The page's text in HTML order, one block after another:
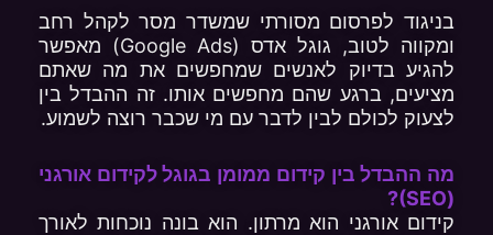
בניגוד לפרסום מסורתי שמשדר מסר לקהל רחב
ומקווה לטוב, גוגל אדס (Google Ads) מאפשר
להגיע בדיוק לאנשים שמחפשים את מה שאתם
מציעים, ברגע שהם מחפשים אותו. זה ההבדל בין
לצעוק לכולם לבין לדבר עם מי שכבר רוצה לשמוע.
מה ההבדל בין קידום ממומן בגוגל לקידום אורגני
(SEO)?
קידום אורגני הוא מרתון. הוא בונה נוכחות לאורך